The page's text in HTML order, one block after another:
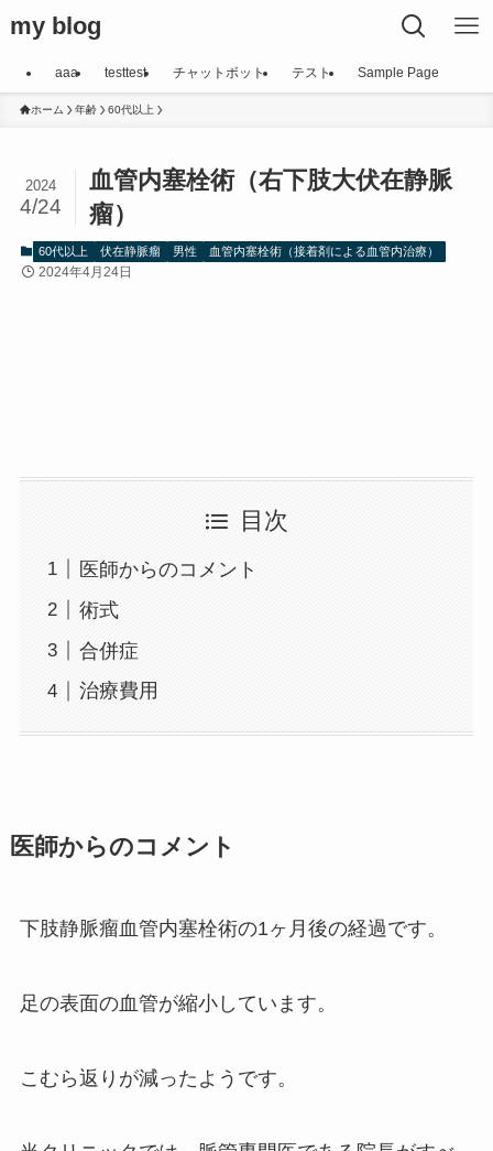
my blog
aaa testtest チャットボット テスト Sample Page
ホーム 年齢 60代以上
血管内塞栓術（右下肢大伏在静脈
瘤）
2024
4/24
60代以上 伏在静脈瘤 男性 血管内塞栓術（接着剤による血管内治療）
2024年4月24日
目次
医師からのコメント
術式
合併症
治療費用
医師からのコメント
下肢静脈瘤血管内塞栓術の1ヶ月後の経過です。
足の表面の血管が縮小しています。
こむら返りが減ったようです。